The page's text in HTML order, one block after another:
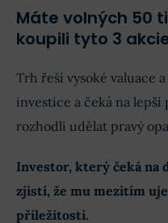
Máte volných 50
koupili tyto 3
Trh řeší vysoké valuace
investice a čeká na
rozhodli udělat pravý
Investor, který čeká na
zjistí, že mu mezitím
příležitosti.